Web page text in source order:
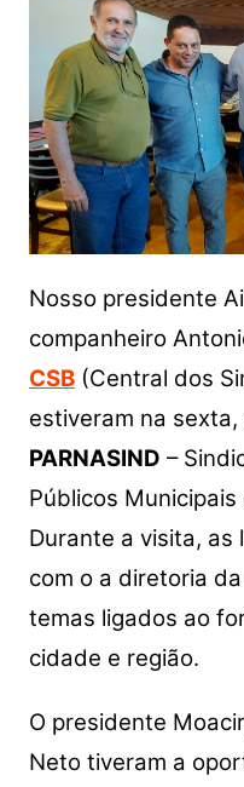
Nosso presidente
companheiro
CSB(Central dos
estiveram na
PARNASIND –
Públicos
Durante a visita, as
com o a diretoria
temas ligados ao
cidade e região.
O presidente
Neto tiveram a